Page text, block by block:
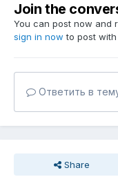
Join the
You can post now and
sign in now to post
Ответить в
Share